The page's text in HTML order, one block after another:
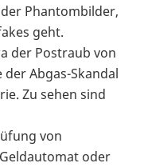
Phantombilder,
geht.
der Postraub von
Abgas-Skandal
Zu sehen sind
von
oder